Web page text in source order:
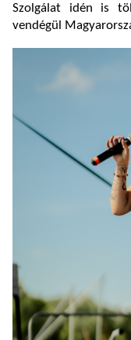
Szolgálat idén is
vendégül